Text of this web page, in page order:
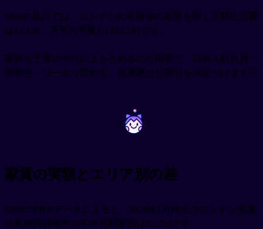
Wiseの集計では、ロンドンの単身者の家賃を除く月額生活費
は£1,128、月平均手取りは£3,581です。
家賃が予算の半分以上を占めるのが現実で、日本人駐在員・
留学生・ワーホリ問わず、住居選びが家計を決定づけます💡
~ ~
家賃の実額とエリア別の差
ONSのPIPRデータによると、2026年1月時点のロンドン全域
の私的賃貸物件の平均月額家賃は£2,253です。